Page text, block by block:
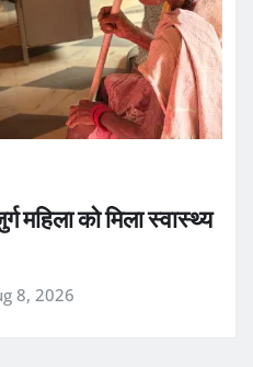
महिला को मिला स्वास्थ्य
8, 2026